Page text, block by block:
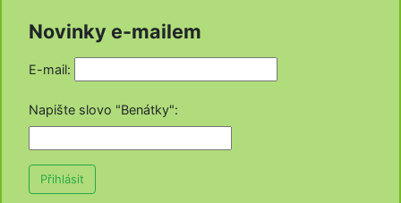
Novinky e-mailem
E-mail:
Napište slovo "Benátky":
Přihlásit